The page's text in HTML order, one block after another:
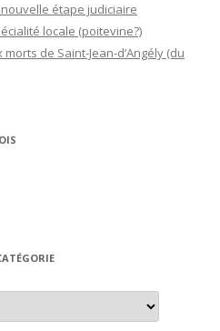
étape judiciaire
locale (poitevine?)
de Saint-Jean-d’Angély (du